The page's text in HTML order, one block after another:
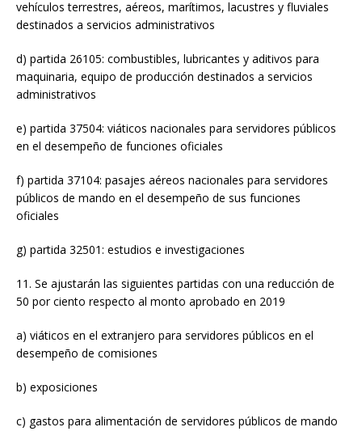
vehículos terrestres, aéreos, marítimos, lacustres y fluviales
destinados a servicios administrativos
d) partida 26105: combustibles, lubricantes y aditivos para
maquinaria, equipo de producción destinados a servicios
administrativos
e) partida 37504: viáticos nacionales para servidores públicos
en el desempeño de funciones oficiales
f) partida 37104: pasajes aéreos nacionales para servidores
públicos de mando en el desempeño de sus funciones
oficiales
g) partida 32501: estudios e investigaciones
11. Se ajustarán las siguientes partidas con una reducción de
50 por ciento respecto al monto aprobado en 2019
a) viáticos en el extranjero para servidores públicos en el
desempeño de comisiones
b) exposiciones
c) gastos para alimentación de servidores públicos de mando